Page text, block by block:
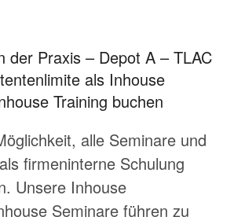
der Praxis – Depot A – TLAC
als Inhouse
Training buchen
alle Seminare und
firmeninterne Schulung
Unsere Inhouse
Seminare führen zu